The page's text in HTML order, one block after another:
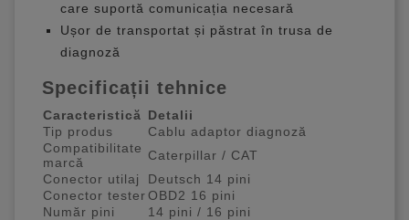
care suportă comunicația necesară
Ușor de transportat și păstrat în trusa de
diagnoză
Specificații tehnice
Caracteristică
Detalii
Tip produs
Cablu adaptor diagnoză
Compatibilitate
marcă
Caterpillar / CAT
Conector utilaj
Deutsch 14 pini
Conector testerOBD2 16 pini
Număr pini
14 pini / 16 pini